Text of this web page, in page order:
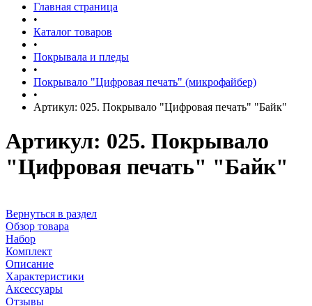
Главная страница
•
Каталог товаров
•
Покрывала и пледы
•
Покрывало "Цифровая печать" (микрофайбер)
•
Артикул: 025. Покрывало "Цифровая печать" "Байк"
Артикул: 025. Покрывало
"Цифровая печать" "Байк"
Вернуться в раздел
Обзор товара
Набор
Комплект
Описание
Характеристики
Аксессуары
Отзывы